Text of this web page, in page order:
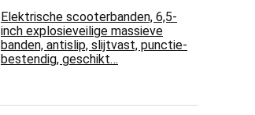
Elektrische scooterbanden, 6,5-
inch explosieveilige massieve
banden, antislip, slijtvast, punctie-
bestendig, geschikt…